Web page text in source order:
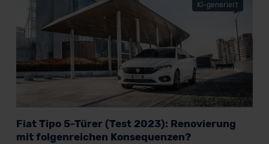
KI-generiert
Fiat Tipo 5-Türer (Test 2023): Renovierung
mit folgenreichen Konsequenzen?